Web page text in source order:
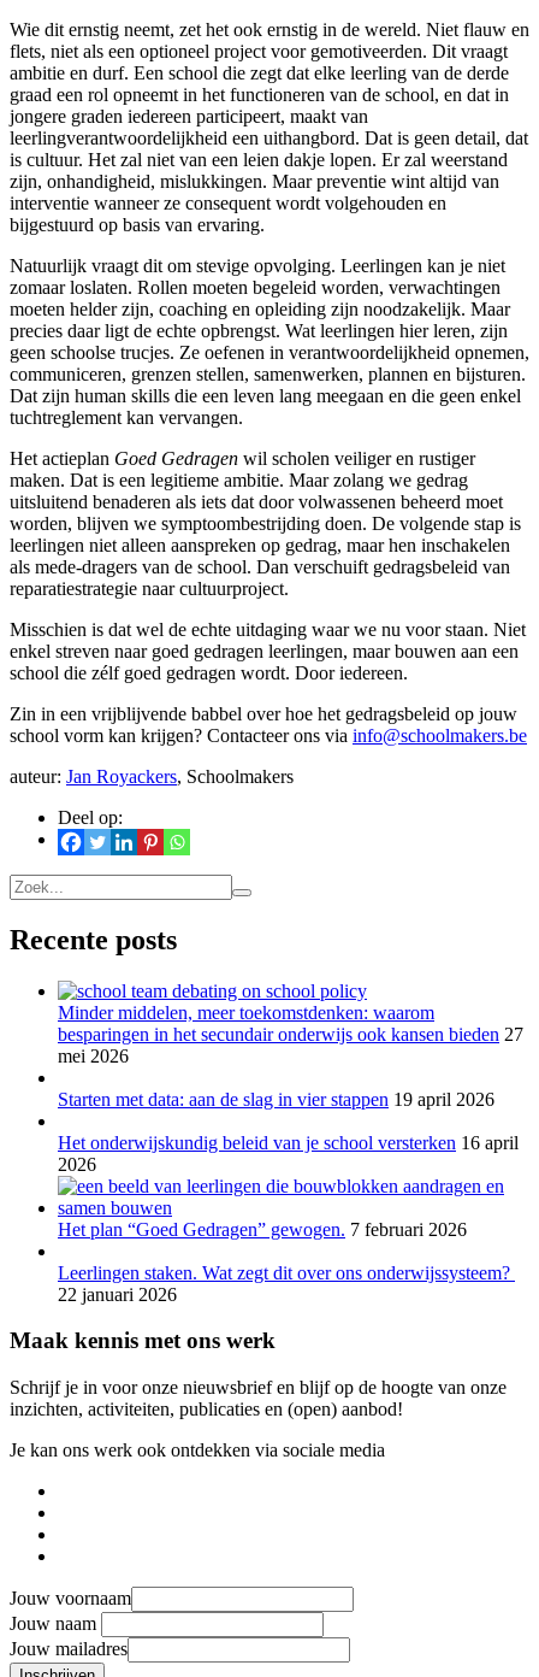
Wie dit ernstig neemt, zet het ook ernstig in de wereld. Niet flauw en
flets, niet als een optioneel project voor gemotiveerden. Dit vraagt
ambitie en durf. Een school die zegt dat elke leerling van de derde
graad een rol opneemt in het functioneren van de school, en dat in
jongere graden iedereen participeert, maakt van
leerlingverantwoordelijkheid een uithangbord. Dat is geen detail, dat
is cultuur. Het zal niet van een leien dakje lopen. Er zal weerstand
zijn, onhandigheid, mislukkingen. Maar preventie wint altijd van
interventie wanneer ze consequent wordt volgehouden en
bijgestuurd op basis van ervaring.
Natuurlijk vraagt dit om stevige opvolging. Leerlingen kan je niet
zomaar loslaten. Rollen moeten begeleid worden, verwachtingen
moeten helder zijn, coaching en opleiding zijn noodzakelijk. Maar
precies daar ligt de echte opbrengst. Wat leerlingen hier leren, zijn
geen schoolse trucjes. Ze oefenen in verantwoordelijkheid opnemen,
communiceren, grenzen stellen, samenwerken, plannen en bijsturen.
Dat zijn human skills die een leven lang meegaan en die geen enkel
tuchtreglement kan vervangen.
Het actieplan Goed Gedragen wil scholen veiliger en rustiger
maken. Dat is een legitieme ambitie. Maar zolang we gedrag
uitsluitend benaderen als iets dat door volwassenen beheerd moet
worden, blijven we symptoombestrijding doen. De volgende stap is
leerlingen niet alleen aanspreken op gedrag, maar hen inschakelen
als mede-dragers van de school. Dan verschuift gedragsbeleid van
reparatiestrategie naar cultuurproject.
Misschien is dat wel de echte uitdaging waar we nu voor staan. Niet
enkel streven naar goed gedragen leerlingen, maar bouwen aan een
school die zélf goed gedragen wordt. Door iedereen.
Zin in een vrijblijvende babbel over hoe het gedragsbeleid op jouw
school vorm kan krijgen? Contacteer ons via info@schoolmakers.be
auteur: Jan Royackers, Schoolmakers
Deel op:
Recente posts
Minder middelen, meer toekomstdenken: waarom
besparingen in het secundair onderwijs ook kansen bieden 27
mei 2026
Starten met data: aan de slag in vier stappen 19 april 2026
Het onderwijskundig beleid van je school versterken 16 april
2026
Het plan “Goed Gedragen” gewogen. 7 februari 2026
Leerlingen staken. Wat zegt dit over ons onderwijssysteem?
22 januari 2026
Maak kennis met ons werk
Schrijf je in voor onze nieuwsbrief en blijf op de hoogte van onze
inzichten, activiteiten, publicaties en (open) aanbod!
Je kan ons werk ook ontdekken via sociale media
Jouw voornaam
Jouw naam
Jouw mailadres